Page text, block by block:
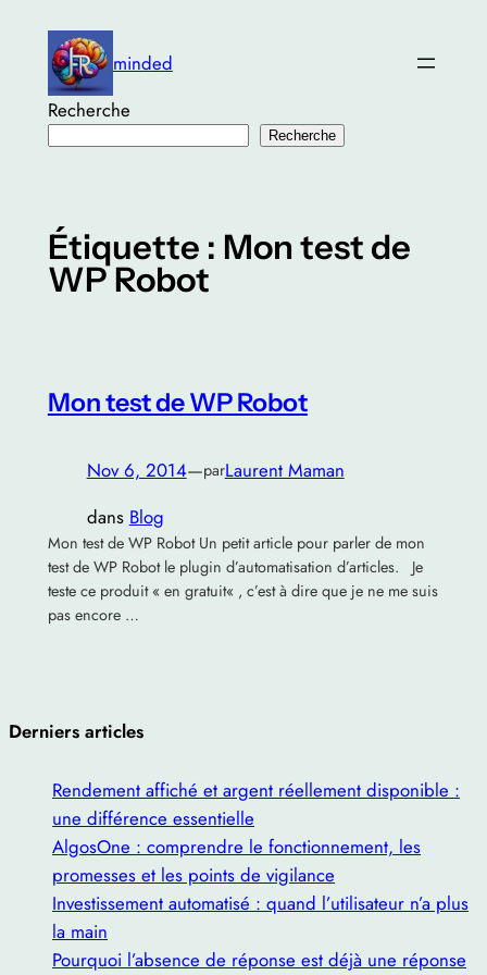
contenu
minded
Recherche
Recherche
Étiquette : Mon test de
WP Robot
Mon test de WP Robot
Nov 6, 2014—parLaurent Maman
dans Blog
Mon test de WP Robot Un petit article pour parler de mon
test de WP Robot le plugin d’automatisation d’articles. Je
teste ce produit « en gratuit« , c’est à dire que je ne me suis
pas encore …
Derniers articles
Rendement affiché et argent réellement disponible :
une différence essentielle
AlgosOne : comprendre le fonctionnement, les
promesses et les points de vigilance
Investissement automatisé : quand l’utilisateur n’a plus
la main
Pourquoi l’absence de réponse est déjà une réponse